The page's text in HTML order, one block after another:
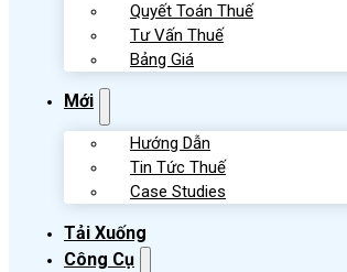
Quyết Toán Thuế
Tư Vấn Thuế
Bảng Giá
Mới
Hướng Dẫn
Tin Tức Thuế
Case Studies
Tải Xuống
Công Cụ